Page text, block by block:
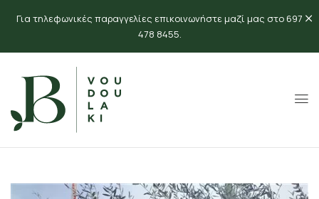
Για τηλεφωνικές παραγγελίες επικοινωνήστε μαζί μας στο 697
478 8455.